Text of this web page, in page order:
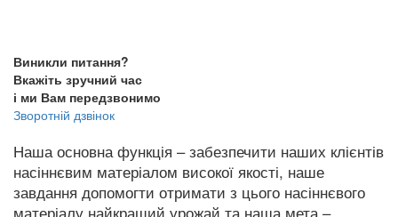
Виникли питання?
Вкажіть зручний час
і ми Вам передзвонимо
Зворотній дзвінок
Наша основна функція – забезпечити наших клієнтів
насіннєвим матеріалом високої якості, наше
завдання допомогти отримати з цього насіннєвого
матеріалу найкращий урожай та наша мета –